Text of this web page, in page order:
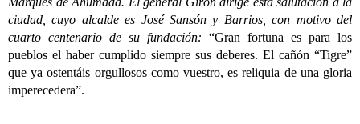
ciudad, cuyo alcalde es José Sansón y Barrios, con motivo del
cuarto centenario de su fundación: “Gran fortuna es para los
pueblos el haber cumplido siempre sus deberes. El cañón “Tigre”
que ya ostentáis orgullosos como vuestro, es reliquia de una gloria
imperecedera”.